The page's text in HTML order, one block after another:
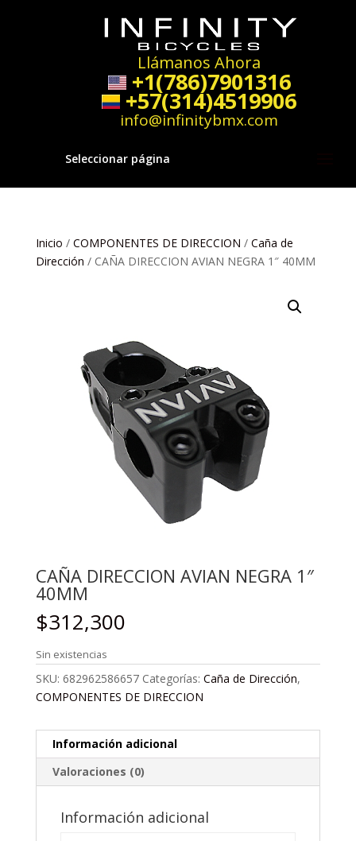
Llámanos Ahora
+1(786)7901316
+57(314)4519906
info@infinitybmx.com
Seleccionar página
Inicio / COMPONENTES DE DIRECCION / Caña de
Dirección / CAÑA DIRECCION AVIAN NEGRA 1″ 40MM
CAÑA DIRECCION AVIAN NEGRA 1″
40MM
$312,300
Sin existencias
SKU: 682962586657 Categorías: Caña de Dirección,
COMPONENTES DE DIRECCION
Información adicional
Valoraciones (0)
Información adicional